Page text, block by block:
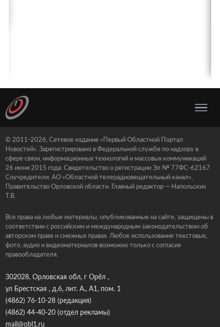
© 2011-2026, Сетевое издание «Первый Областной Портал
Новостей». Зарегистрировано в Федеральной службе по надзору в
сфере связи, информационных технологий и массовых коммуникаций
26 июня 2015 года. Свидетельство о регистрации Эл № 77ФС-62167.
Соучредители: АО «Областной телерадиовещательный канал»,
Правительство Орловской области. Главный редактор — Напольских
Т.В.
Все права на любые материалы, опубликованные на сайте, защищены в
соответствии с российским и международным законодательством об
авторском праве и смежных правах. Любое использование текстовых,
фото, аудио и видеоматериалов возможно только с согласия
правообладателя.
302028, Орловская обл, г Орёл ,
ул Брестская , д.6, лит. А., А1, пом. 1
(4862) 76-10-28(редакция)
(4862) 44-40-20(отдел рекламы)
mail@obl1.ru